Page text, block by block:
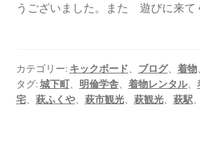
うございました。また 遊びに来て
カテゴリー: キックボード ブログ、 着物、
タグ: 城下町、 明倫学舎、 着物レンタル、
宅、 萩ふくや、 萩市観光、 萩観光、 萩駅